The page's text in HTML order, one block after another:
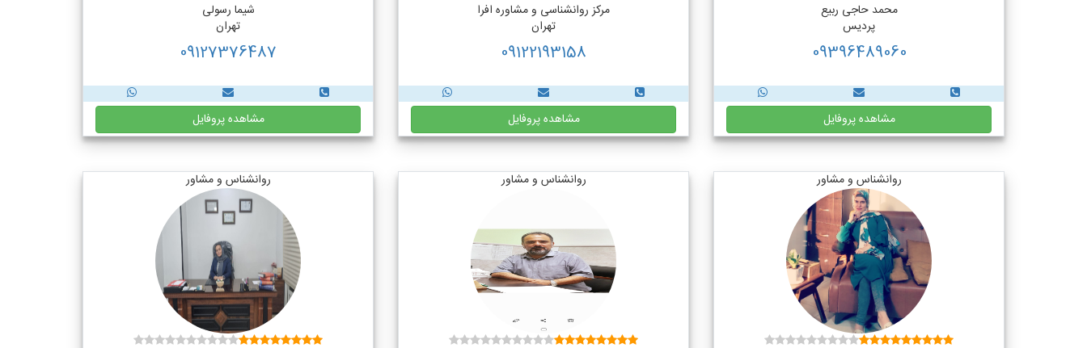
محمد حاجی ربیع
پردیس
09396489060
مشاهده پروفایل
مرکز روانشناسی و مشاوره افرا
تهران
09122193158
مشاهده پروفایل
شیما رسولی
تهران
09127376487
مشاهده پروفایل
روانشناس و مشاور روانشناس و مشاور روانشناس و مشاور